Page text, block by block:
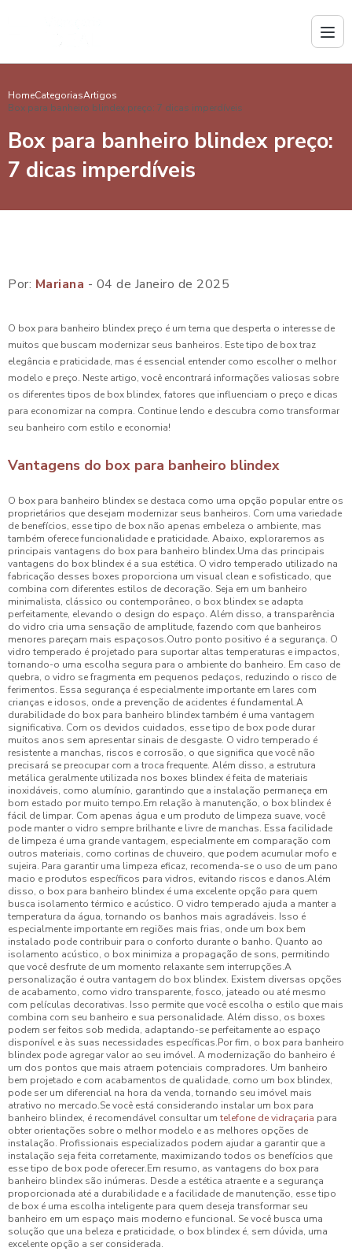
HomeCategoriasArtigos
Box para banheiro blindex preço: 7 dicas imperdíveis
Box para banheiro blindex preço:
7 dicas imperdíveis
Por: Mariana - 04 de Janeiro de 2025
O box para banheiro blindex preço é um tema que desperta o interesse de
muitos que buscam modernizar seus banheiros. Este tipo de box traz
elegância e praticidade, mas é essencial entender como escolher o melhor
modelo e preço. Neste artigo, você encontrará informações valiosas sobre
os diferentes tipos de box blindex, fatores que influenciam o preço e dicas
para economizar na compra. Continue lendo e descubra como transformar
seu banheiro com estilo e economia!
Vantagens do box para banheiro blindex
O box para banheiro blindex se destaca como uma opção popular entre os
proprietários que desejam modernizar seus banheiros. Com uma variedade
de benefícios, esse tipo de box não apenas embeleza o ambiente, mas
também oferece funcionalidade e praticidade. Abaixo, exploraremos as
principais vantagens do box para banheiro blindex.Uma das principais
vantagens do box blindex é a sua estética. O vidro temperado utilizado na
fabricação desses boxes proporciona um visual clean e sofisticado, que
combina com diferentes estilos de decoração. Seja em um banheiro
minimalista, clássico ou contemporâneo, o box blindex se adapta
perfeitamente, elevando o design do espaço. Além disso, a transparência
do vidro cria uma sensação de amplitude, fazendo com que banheiros
menores pareçam mais espaçosos.Outro ponto positivo é a segurança. O
vidro temperado é projetado para suportar altas temperaturas e impactos,
tornando-o uma escolha segura para o ambiente do banheiro. Em caso de
quebra, o vidro se fragmenta em pequenos pedaços, reduzindo o risco de
ferimentos. Essa segurança é especialmente importante em lares com
crianças e idosos, onde a prevenção de acidentes é fundamental.A
durabilidade do box para banheiro blindex também é uma vantagem
significativa. Com os devidos cuidados, esse tipo de box pode durar
muitos anos sem apresentar sinais de desgaste. O vidro temperado é
resistente a manchas, riscos e corrosão, o que significa que você não
precisará se preocupar com a troca frequente. Além disso, a estrutura
metálica geralmente utilizada nos boxes blindex é feita de materiais
inoxidáveis, como alumínio, garantindo que a instalação permaneça em
bom estado por muito tempo.Em relação à manutenção, o box blindex é
fácil de limpar. Com apenas água e um produto de limpeza suave, você
pode manter o vidro sempre brilhante e livre de manchas. Essa facilidade
de limpeza é uma grande vantagem, especialmente em comparação com
outros materiais, como cortinas de chuveiro, que podem acumular mofo e
sujeira. Para garantir uma limpeza eficaz, recomenda-se o uso de um pano
macio e produtos específicos para vidros, evitando riscos e danos.Além
disso, o box para banheiro blindex é uma excelente opção para quem
busca isolamento térmico e acústico. O vidro temperado ajuda a manter a
temperatura da água, tornando os banhos mais agradáveis. Isso é
especialmente importante em regiões mais frias, onde um box bem
instalado pode contribuir para o conforto durante o banho. Quanto ao
isolamento acústico, o box minimiza a propagação de sons, permitindo
que você desfrute de um momento relaxante sem interrupções.A
personalização é outra vantagem do box blindex. Existem diversas opções
de acabamento, como vidro transparente, fosco, jateado ou até mesmo
com películas decorativas. Isso permite que você escolha o estilo que mais
combina com seu banheiro e sua personalidade. Além disso, os boxes
podem ser feitos sob medida, adaptando-se perfeitamente ao espaço
disponível e às suas necessidades específicas.Por fim, o box para banheiro
blindex pode agregar valor ao seu imóvel. A modernização do banheiro é
um dos pontos que mais atraem potenciais compradores. Um banheiro
bem projetado e com acabamentos de qualidade, como um box blindex,
pode ser um diferencial na hora da venda, tornando seu imóvel mais
atrativo no mercado.Se você está considerando instalar um box para
banheiro blindex, é recomendável consultar um telefone de vidraçaria para
obter orientações sobre o melhor modelo e as melhores opções de
instalação. Profissionais especializados podem ajudar a garantir que a
instalação seja feita corretamente, maximizando todos os benefícios que
esse tipo de box pode oferecer.Em resumo, as vantagens do box para
banheiro blindex são inúmeras. Desde a estética atraente e a segurança
proporcionada até a durabilidade e a facilidade de manutenção, esse tipo
de box é uma escolha inteligente para quem deseja transformar seu
banheiro em um espaço mais moderno e funcional. Se você busca uma
solução que una beleza e praticidade, o box blindex é, sem dúvida, uma
excelente opção a ser considerada.